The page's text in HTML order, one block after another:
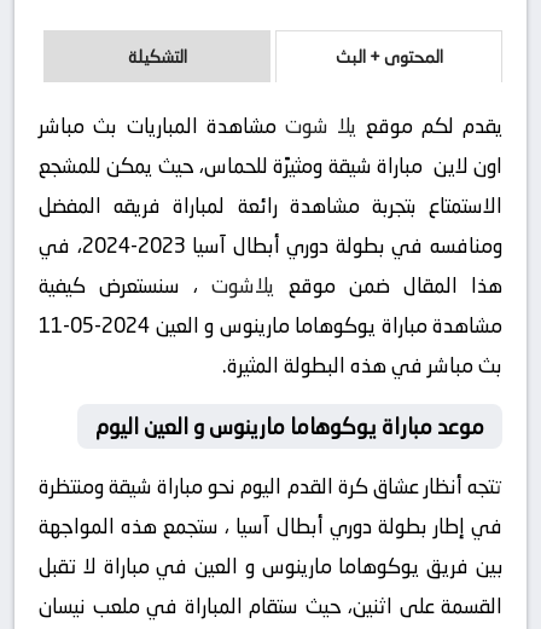
المحتوى + البث التشكيلة
يقدم لكم موقع يلا شوت مشاهدة المباريات بث مباشر
اون لاين مباراة شيقة ومثيرًة للحماس، حيث يمكن للمشجع
الاستمتاع بتجربة مشاهدة رائعة لمباراة فريقه المفضل
ومنافسه في بطولة دوري أبطال آسيا 2023-2024، في
هذا المقال ضمن موقع يلاشوت، سنستعرض كيفية
مشاهدة مباراة يوكوهاما مارينوس و العين 2024-05-11
بث مباشر في هذه البطولة المثيرة.
موعد مباراة يوكوهاما مارينوس و العين اليوم
تتجه أنظار عشاق كرة القدم اليوم نحو مباراة شيقة ومنتظرة
في إطار بطولة دوري أبطال آسيا ، ستجمع هذه المواجهة
بين فريق يوكوهاما مارينوس و العين في مباراة لا تقبل
القسمة على اثنين، حيث ستقام المباراة في ملعب نيسان